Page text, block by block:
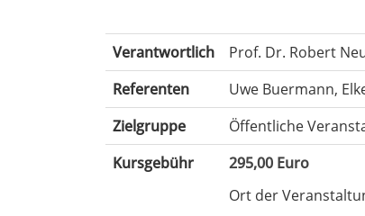
Verantwortlich
Prof. Dr. Robert
Referenten
Uwe Buermann,
Zielgruppe
Öffentliche
Kursgebühr
295,00 Euro
Ort der